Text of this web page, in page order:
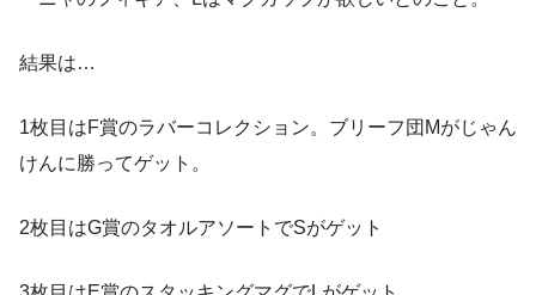
結果は…
1枚目はF賞のラバーコレクション。ブリーフ団Mがじゃん
けんに勝ってゲット。
2枚目はG賞のタオルアソートでSがゲット